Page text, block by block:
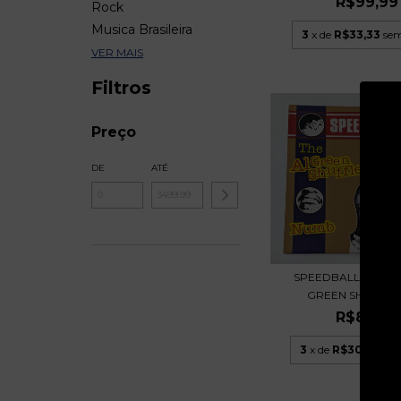
Rock
Musica Brasileira
VER MAIS
Filtros
Preço
DE ATÉ
3 x de R$33,33
SPEEDBALL BABY -
GREEN SHUFFLE
R$89,99
3 x de R$30,00